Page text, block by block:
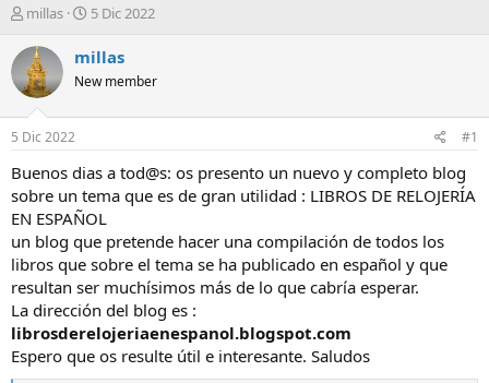
I
i
c
i
d
r
d
e
l
t
e
m
a
millas
F
c
a
n
i
c
i
o
5 Dic 2022
millas
New member
5 Dic 2022 #1
Buenos dias a tod@s: os presento un nuevo y completo blog
sobre un tema que es de gran utilidad : LIBROS DE RELOJERÍA
EN ESPAÑOL
un blog que pretende hacer una compilación de todos los
libros que sobre el tema se ha publicado en español y que
resultan ser muchísimos más de lo que cabría esperar.
La dirección del blog es :
librosderelojeriaenespanol.blogspot.com
Espero que os resulte útil e interesante. Saludos